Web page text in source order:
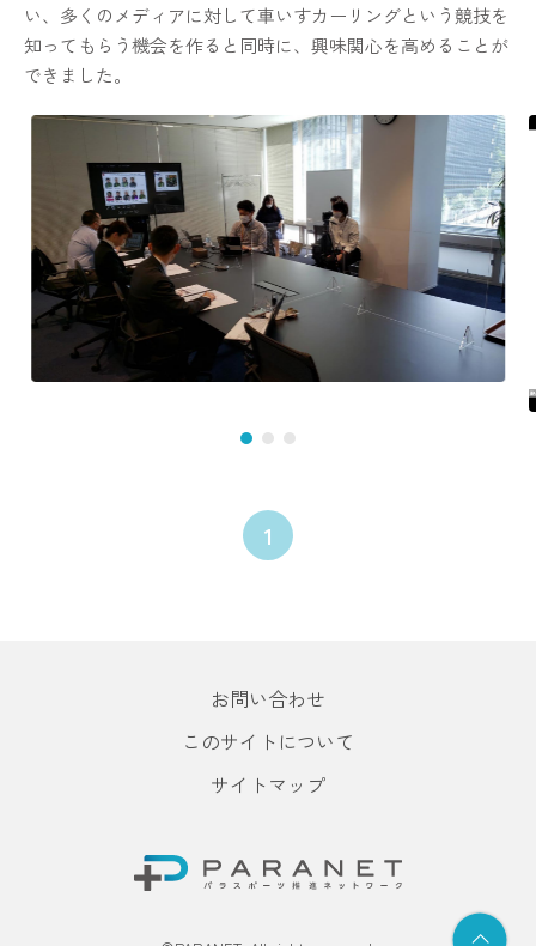
い、多くのメディアに対して車いすカーリングという競技を
知ってもらう機会を作ると同時に、興味関心を高めることが
できました。
1
お問い合わせ
このサイトについて
サイトマップ